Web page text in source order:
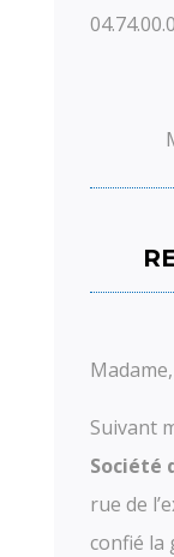
Suivant
Société
rue de
confié la